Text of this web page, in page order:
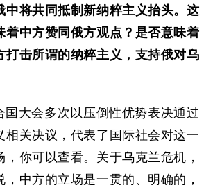
中将共同抵制新纳粹主义抬头。这
着中方赞同俄方观点？是否意味着
打击所谓的纳粹主义，支持俄对乌
国大会多次以压倒性优势表决通过
相关决议，代表了国际社会对这一
，你可以查看。关于乌克兰危机，
，中方的立场是一贯的、明确的，